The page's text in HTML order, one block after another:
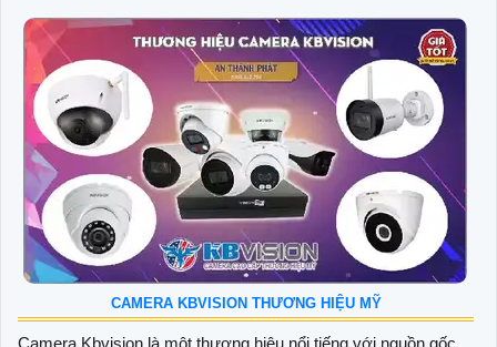
CAMERA KBVISION THƯƠNG HIỆU MỸ
Camera Kbvision là một thương hiệu nổi tiếng với nguồn gốc